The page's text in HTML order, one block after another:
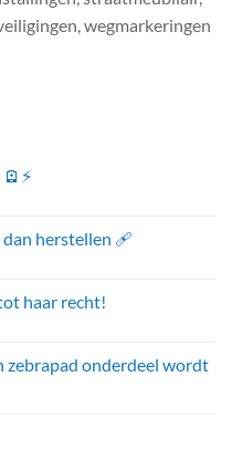
wegmarkeringen
herstellen 🩹
haar recht!
zebrapad onderdeel wordt